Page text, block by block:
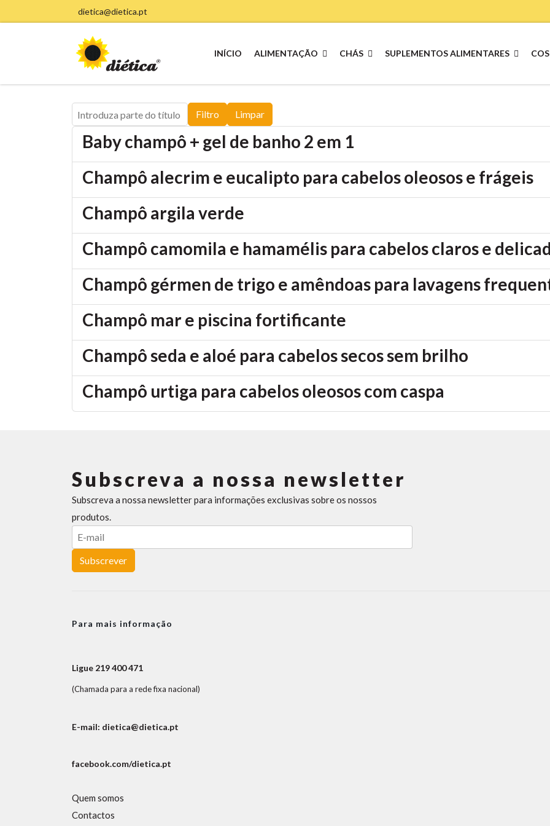
dietica@dietica.pt
INÍCIO ALIMENTAÇÃO CHÁS SUPLEMENTOS ALIMENTARES
Introduza parte do título Filtro Limpar
Baby champô + gel de banho 2 em 1
Champô alecrim e eucalipto para cabelos oleosos e frágeis
Champô argila verde
Champô camomila e hamamélis para cabelos claros e
Champô gérmen de trigo e amêndoas para lavagens
Champô mar e piscina fortificante
Champô seda e aloé para cabelos secos sem brilho
Champô urtiga para cabelos oleosos com caspa
Subscreva a nossa newsletter
Subscreva a nossa newsletter para informações exclusivas sobre os nossos
produtos.
Subscrever
Para mais informação
Ligue 219 400 471
(Chamada para a rede fixa nacional)
E-mail: dietica@dietica.pt
facebook.com/dietica.pt
Quem somos
Contactos